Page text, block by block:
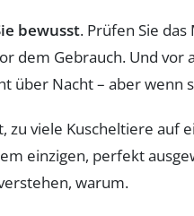
bewusst. Prüfen Sie
dem Gebrauch. Und vor
über Nacht – aber wenn
zu viele Kuscheltiere auf
einzigen, perfekt
warum.